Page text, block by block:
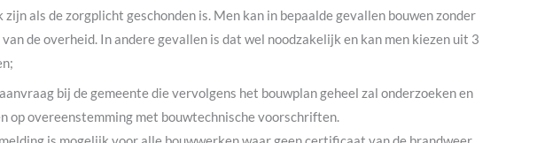
als de zorgplicht geschonden is. Men kan in bepaalde gevallen bouwen zonder
de overheid. In andere gevallen is dat wel noodzakelijk en kan men kiezen uit 3
bij de gemeente die vervolgens het bouwplan geheel zal onderzoeken en
op overeenstemming met bouwtechnische voorschriften.